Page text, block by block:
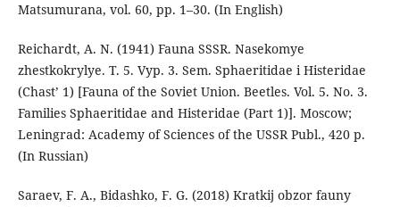
Matsumurana, vol. 60, pp. 1–30. (In English)
Reichardt, A. N. (1941) Fauna SSSR. Nasekomye
zhestkokrylye. T. 5. Vyp. 3. Sem. Sphaeritidae i Histeridae
(Chast’ 1) [Fauna of the Soviet Union. Beetles. Vol. 5. No. 3.
Families Sphaeritidae and Histeridae (Part 1)]. Moscow;
Leningrad: Academy of Sciences of the USSR Publ., 420 p.
(In Russian)
Saraev, F. A., Bidashko, F. G. (2018) Kratkij obzor fauny